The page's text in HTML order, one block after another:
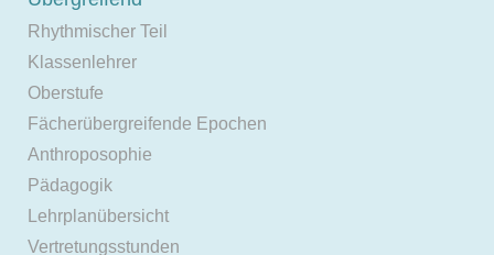
Rhythmischer Teil
Klassenlehrer
Oberstufe
Fächerübergreifende Epochen
Anthroposophie
Pädagogik
Lehrplanübersicht
Vertretungsstunden